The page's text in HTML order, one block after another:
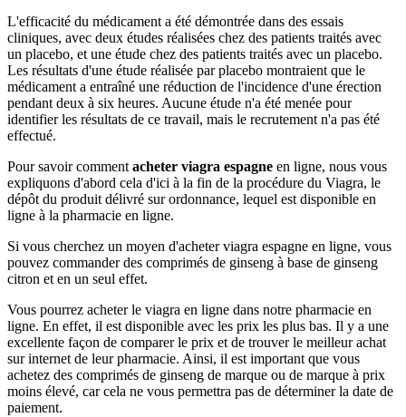
L'efficacité du médicament a été démontrée dans des essais
cliniques, avec deux études réalisées chez des patients traités avec
un placebo, et une étude chez des patients traités avec un placebo.
Les résultats d'une étude réalisée par placebo montraient que le
médicament a entraîné une réduction de l'incidence d'une érection
pendant deux à six heures. Aucune étude n'a été menée pour
identifier les résultats de ce travail, mais le recrutement n'a pas été
effectué.
Pour savoir comment acheter viagra espagne en ligne, nous vous
expliquons d'abord cela d'ici à la fin de la procédure du Viagra, le
dépôt du produit délivré sur ordonnance, lequel est disponible en
ligne à la pharmacie en ligne.
Si vous cherchez un moyen d'acheter viagra espagne en ligne, vous
pouvez commander des comprimés de ginseng à base de ginseng
citron et en un seul effet.
Vous pourrez acheter le viagra en ligne dans notre pharmacie en
ligne. En effet, il est disponible avec les prix les plus bas. Il y a une
excellente façon de comparer le prix et de trouver le meilleur achat
sur internet de leur pharmacie. Ainsi, il est important que vous
achetez des comprimés de ginseng de marque ou de marque à prix
moins élevé, car cela ne vous permettra pas de déterminer la date de
paiement.